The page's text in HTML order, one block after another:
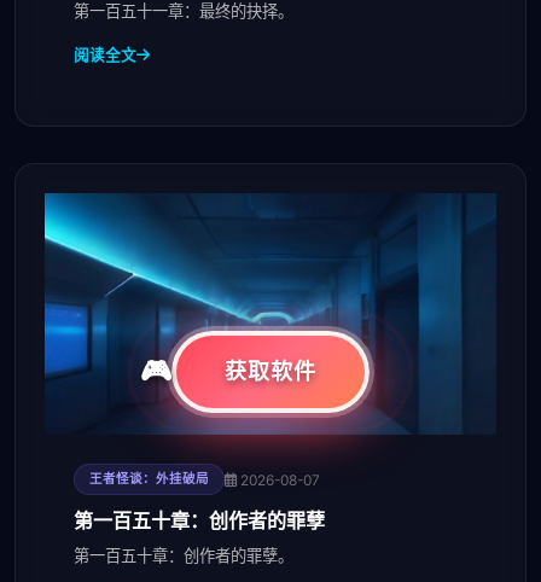
第一百五十一章：最终的抉择。
阅读全文
王者怪谈：外挂破局 2026-08-07
第一百五十章：创作者的罪孽
第一百五十章：创作者的罪孽。
获取软件